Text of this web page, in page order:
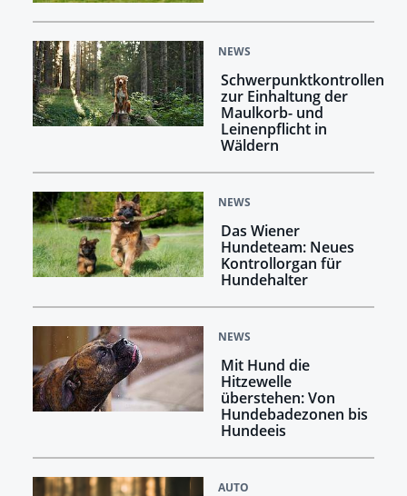
NEWS
Schwerpunktkontrollen
zur Einhaltung der
Maulkorb- und
Leinenpflicht in
Wäldern
NEWS
Das Wiener
Hundeteam: Neues
Kontrollorgan für
Hundehalter
NEWS
Mit Hund die
Hitzewelle
überstehen: Von
Hundebadezonen bis
Hundeeis
AUTO